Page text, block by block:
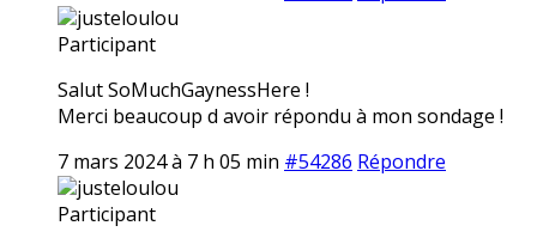
justeloulou
Participant
Salut SoMuchGaynessHere !
Merci beaucoup d avoir répondu à mon sondage !
7 mars 2024 à 7 h 05 min #54286 Répondre
justeloulou
Participant